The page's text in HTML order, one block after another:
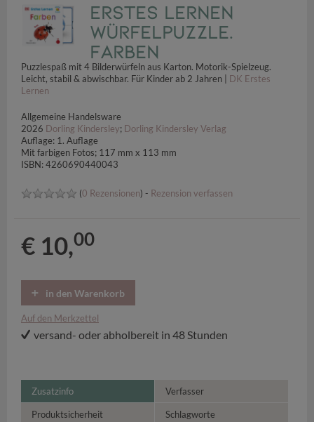
Erstes Lernen
Würfelpuzzle.
Farben
Puzzlespaß mit 4 Bilderwürfeln aus Karton. Motorik-Spielzeug.
Leicht, stabil & abwischbar. Für Kinder ab 2 Jahren | DK Erstes
Lernen
Allgemeine Handelsware
2026 Dorling Kindersley; Dorling Kindersley Verlag
Auflage: 1. Auflage
Mit farbigen Fotos; 117 mm x 113 mm
ISBN: 4260690440043
(0 Rezensionen) - Rezension verfassen
€ 10,00
in den Warenkorb
Auf den Merkzettel
versand- oder abholbereit in 48 Stunden
Zusatzinfo Verfasser
Produktsicherheit Schlagworte